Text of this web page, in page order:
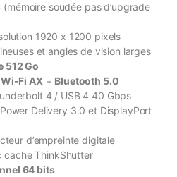
soudée pas d’upgrade
1920 x 1200 pixels
et angles de vision larges
512 Go
Wi-Fi AX + Bluetooth 5.0
4 / USB 4 40 Gbps
Delivery 3.0 et DisplayPort
d’empreinte digitale
cache ThinkShutter
64 bits